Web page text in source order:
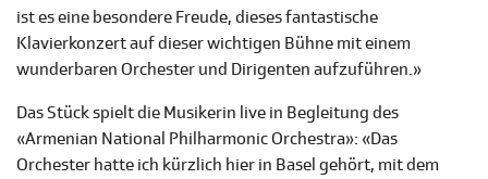
ist es eine besondere Freude, dieses fantastische
Klavierkonzert auf dieser wichtigen Bühne mit einem
wunderbaren Orchester und Dirigenten aufzuführen.»
Das Stück spielt die Musikerin live in Begleitung des
«Armenian National Philharmonic Orchestra»: «Das
Orchester hatte ich kürzlich hier in Basel gehört, mit dem